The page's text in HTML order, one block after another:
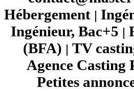
Hébergement |
Ingénieur, Bac+5 |
(BFA) | TV
Agence Casting
Petites